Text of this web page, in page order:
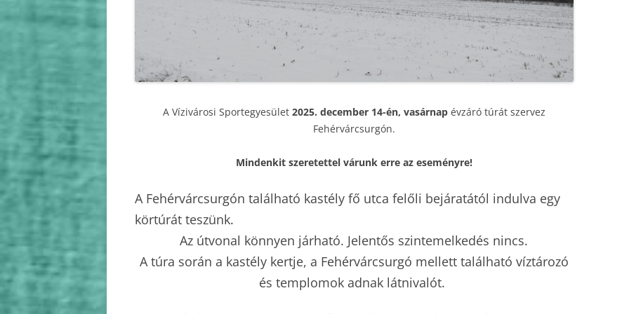
2007
2006
2004
2003
2010
2008
2007
2005
2004
A Vízivárosi Sportegyesület 2025. december 14-én, vasárnapévzáró túrát szervez
Fehérvárcsurgón.
Mindenkit szeretettel várunk erre az eseményre!
A Fehérvárcsurgón található kastély fő utca felőli bejáratától indulva egy
körtúrát teszünk.
Az útvonal könnyen járható. Jelentős szintemelkedés nincs.
A túra során a kastély kertje, a Fehérvárcsurgó mellett található víztározó
és templomok adnak látnivalót.